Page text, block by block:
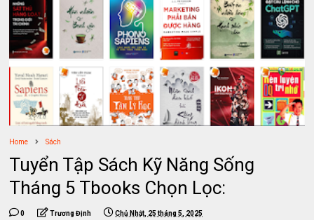
Home Sách
Tuyển Tập Sách Kỹ Năng Sống
Tháng 5 Tbooks Chọn Lọc:
0 Trương Định Chủ Nhật, 25 tháng 5, 2025